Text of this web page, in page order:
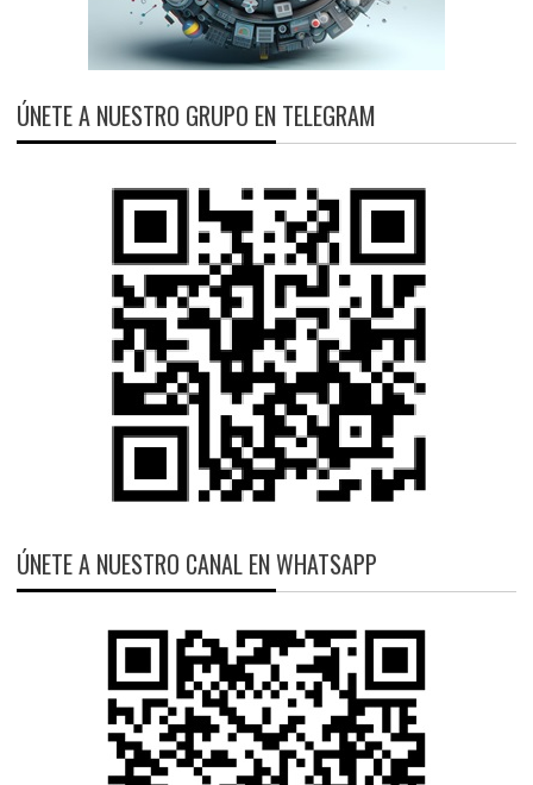
ÚNETE A NUESTRO GRUPO EN TELEGRAM
ÚNETE A NUESTRO CANAL EN WHATSAPP